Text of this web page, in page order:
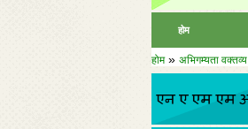
होम
होम» अभिगम्यता वक्तव्य